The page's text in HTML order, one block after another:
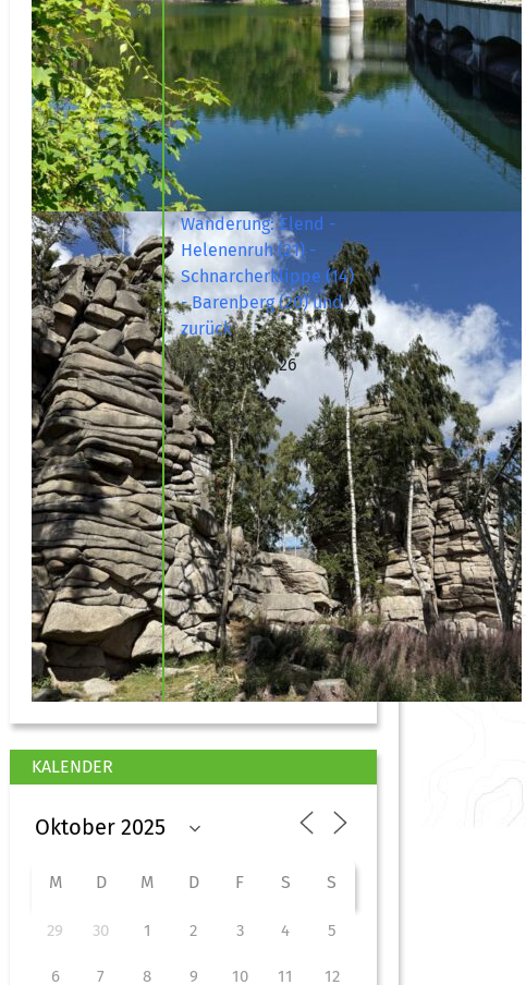
Wanderung: Elend -
Helenenruh (21) -
Schnarcherklippe (14)
- Barenberg (20) und
zurück
29 Nov. 26
KALENDER
M D M D F S S
29 30 1 2 3 4 5
6 7 8 9 10 11 12